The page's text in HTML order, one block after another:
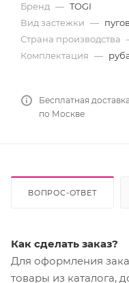
Бренд — TOGI
Вид застежки —
Страна производства
Комплектация —
Бесплатная
по Москве
ВОПРОС-ОТВЕТ
Как сделать заказ?
Для оформления
товары из каталога,